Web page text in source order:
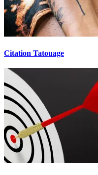
Citation Tatouage